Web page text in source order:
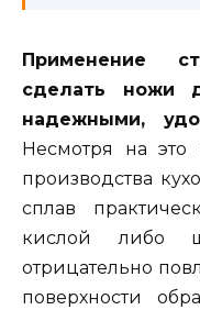
Применение
сделать ножи
надежными,
Несмотря на
производства
сплав
кислой либо
отрицательно
поверхности